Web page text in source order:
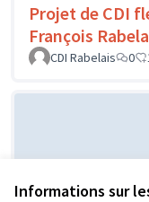
Informations sur
Projet de CDI
François
CDI Rabelais
0